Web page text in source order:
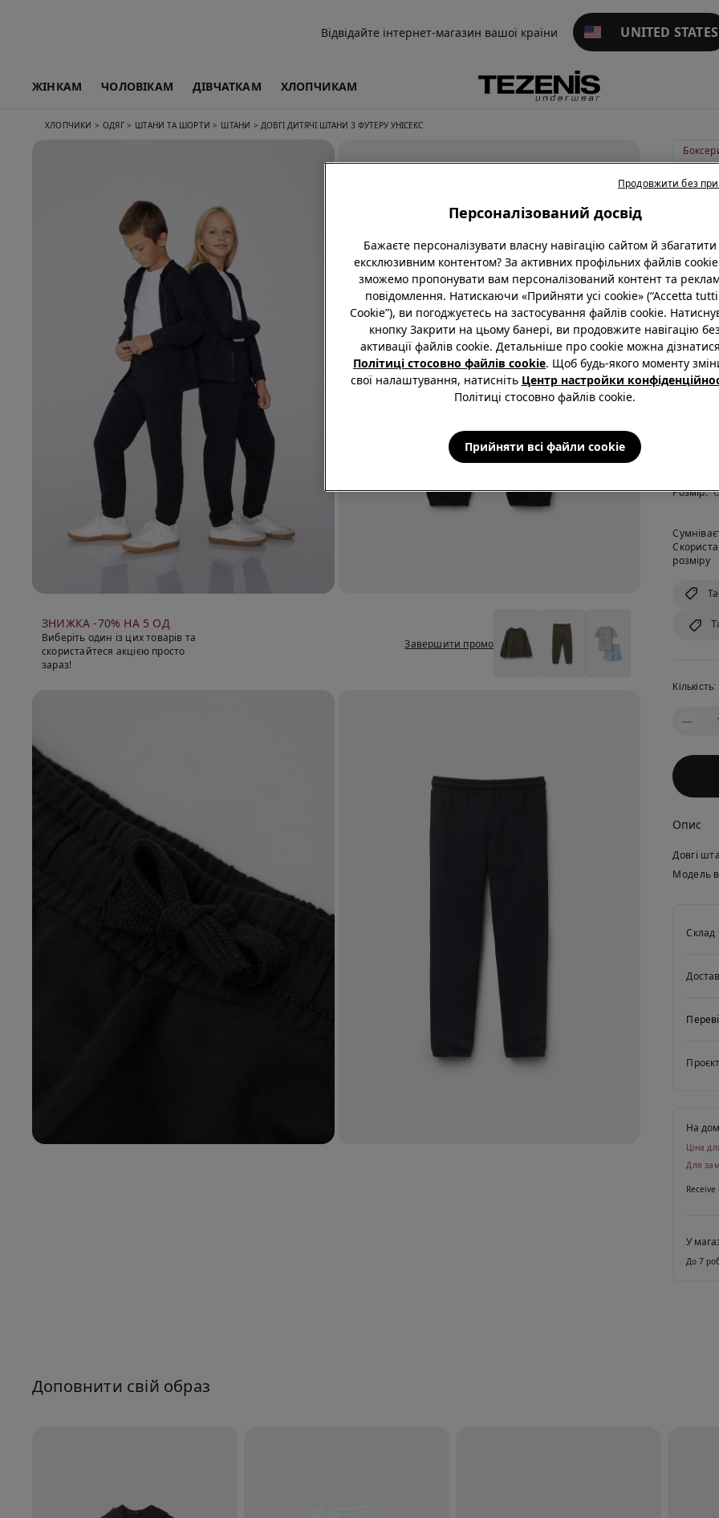
Відвідайте інтернет-магазин вашої країни UNITED STATES
ЖІНКАМ ЧОЛОВІКАМ ДІВЧАТКАМ ХЛОПЧИКАМ
XЛОПЧИКИ > ОДЯГ > ШТАНИ ТА ШОРТИ > ШТАНИ > ДОВГІ ДИТЯЧІ ШТАНИ З ФУТЕРУ УНІСЕКС
ЗНИЖКА -70% НА 5 ОД
Виберіть один із цих товарів та
скористайтеся акцією просто
зараз!
Завершити промо
Довгі
з
Футеру
Унісекс
539,00
Колір:
Розмір:
розміру
Кількість:
Опис
Довгі
Модель
Склад
На
Ціна
Для
У
До 7
Доповнити свій образ
Персоналізований досвід
Бажаєте персоналізувати власну навігацію сайтом й збагатити
ексклюзивним контентом? За активних профільних файлів
зможемо пропонувати вам персоналізований контент та
повідомлення. Натискаючи «Прийняти усі cookie» (“Accetta
Cookie”), ви погоджуєтесь на застосування файлів cookie.
кнопку Закрити на цьому банері, ви продовжите навігацію
активації файлів cookie. Детальніше про cookie можна
Політиці стосовно файлів cookie. Щоб будь-якого моменту
свої налаштування, натисніть Центр настройки
Політиці стосовно файлів cookie.
Прийняти всі файли сookie
Продовжити без